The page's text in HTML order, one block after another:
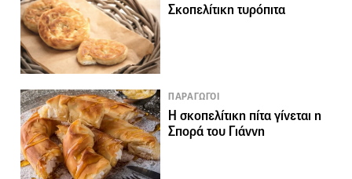
Σκοπελίτικη τυρόπιτα
ΠΑΡΑΓΩΓΟΙ
Η σκοπελίτικη πίτα γίνεται η
Σπορά του Γιάννη